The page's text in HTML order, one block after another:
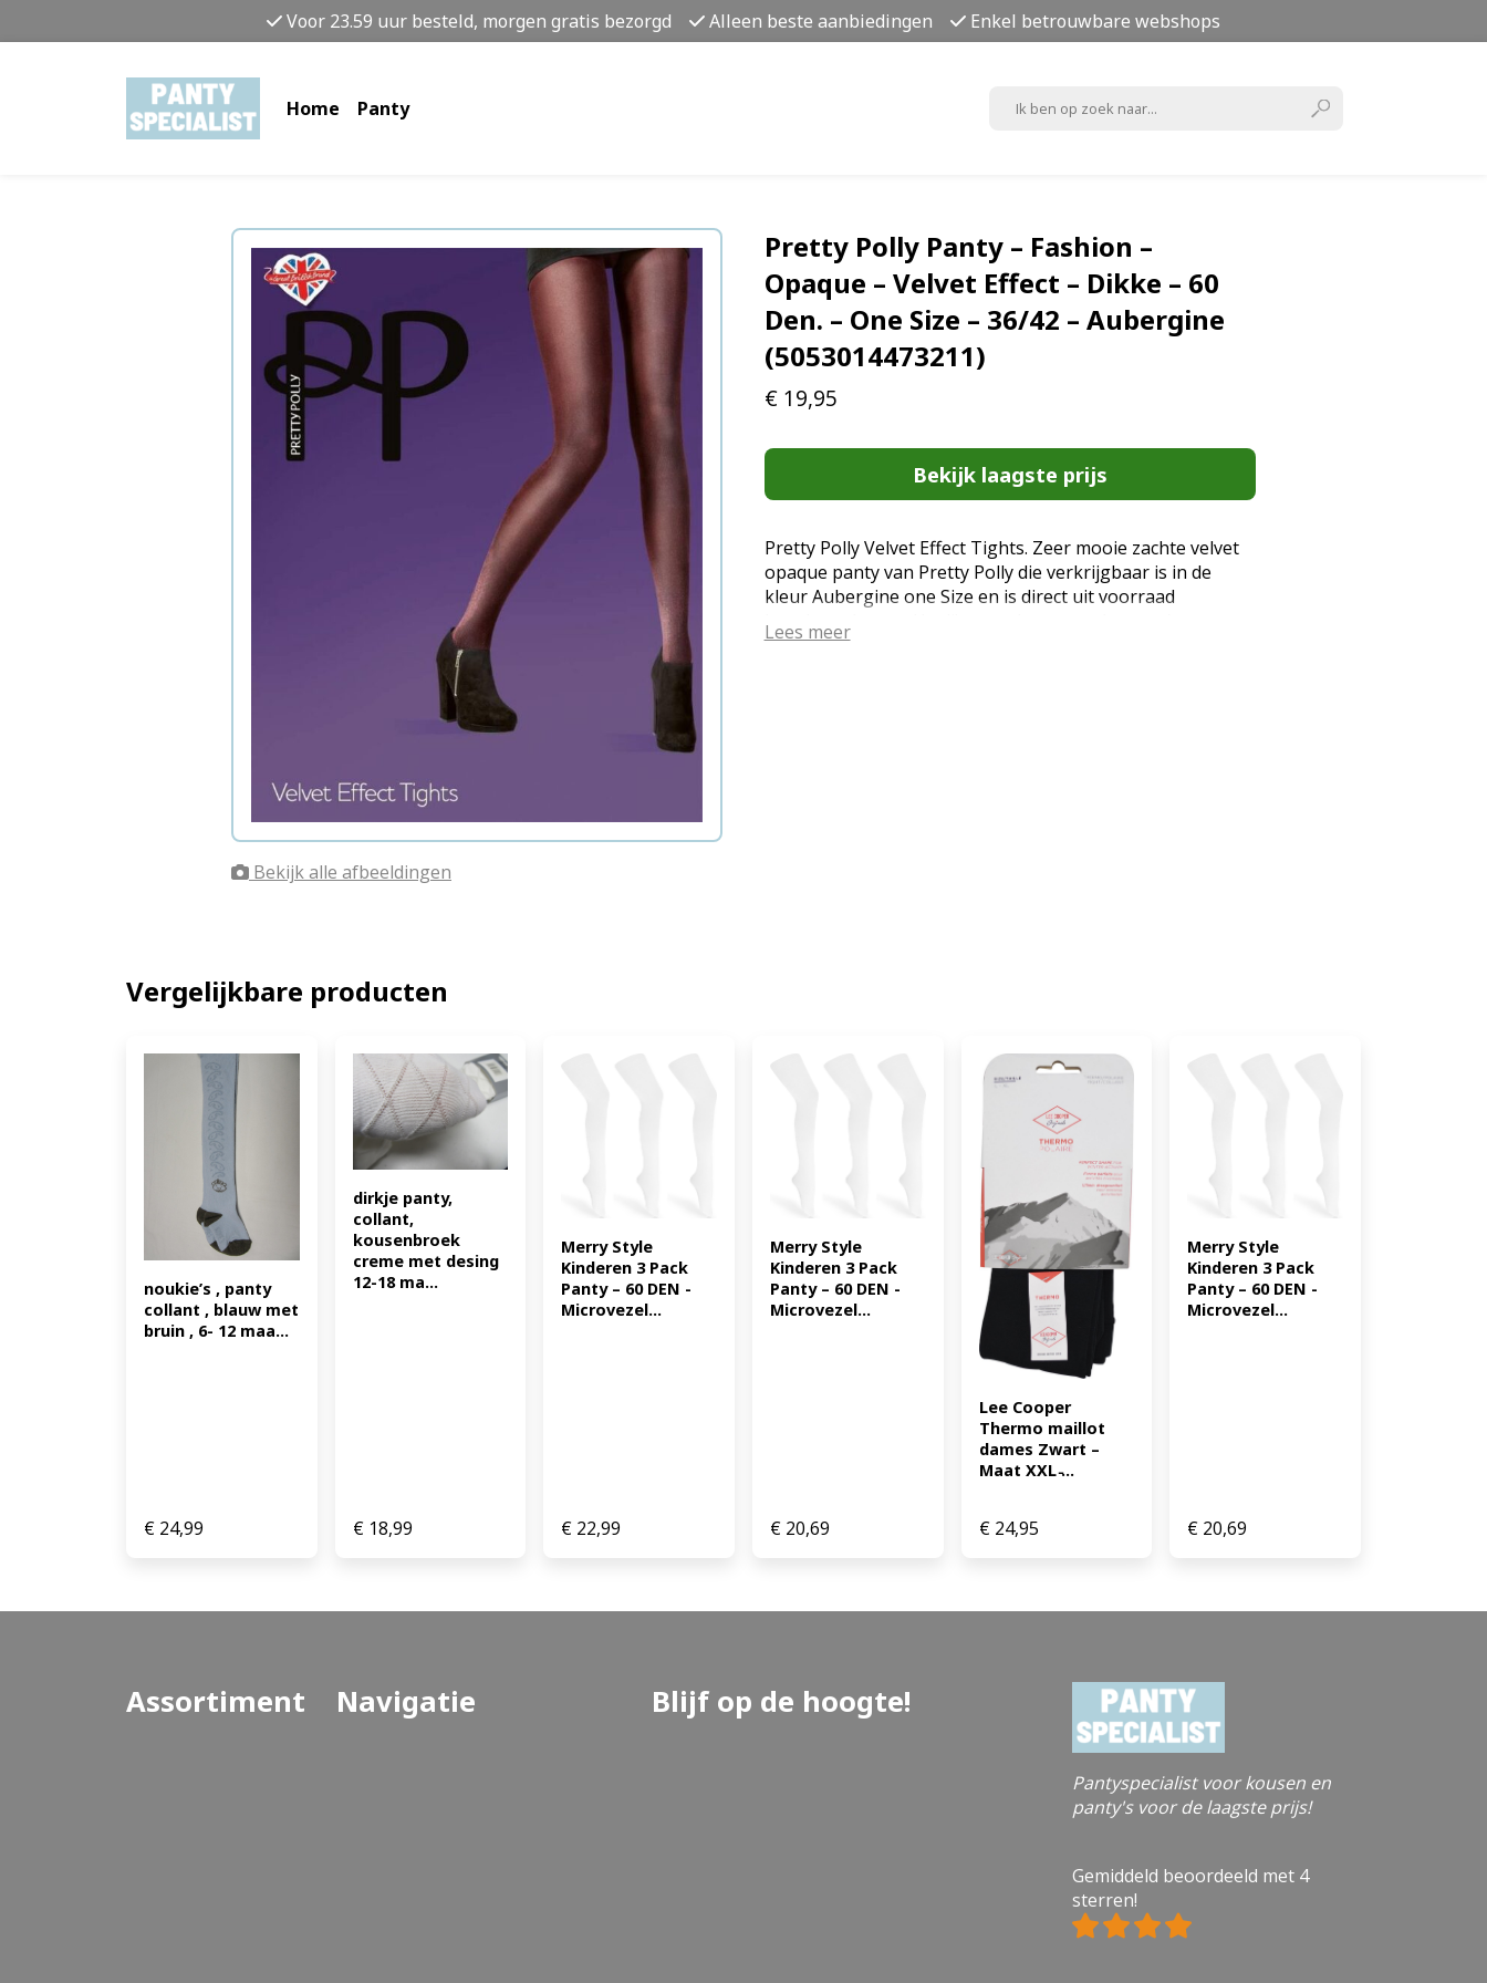
Voor 23.59 uur besteld, morgen gratis bezorgd Alleen beste aanbiedingen Enkel betrouwbare webshops
Home Panty
Bekijk alle afbeeldingen
Pretty Polly Panty – Fashion –
Opaque – Velvet Effect – Dikke – 60
Den. – One Size – 36/42 – Aubergine
(5053014473211)
€ 19,95
Bekijk laagste prijs
Pretty Polly Velvet Effect Tights. Zeer mooie zachte velvet
opaque panty van Pretty Polly die verkrijgbaar is in de
kleur Aubergine one Size en is direct uit voorraad
leverbaar. Let op: Hygiëneproducten zoals panty's waarvan
de verzegeling na de levering is verbroken kunnen niet
Lees meer
Vergelijkbare producten
noukie’s , panty
collant , blauw met
bruin , 6- 12 maa...
€ 24,99
dirkje panty,
collant,
kousenbroek
creme met desing
12-18 ma...
€18,99
Merry Style
Kinderen 3 Pack
Panty – 60 DEN -
Microvezel...
€ 22,99
Merry Style
Kinderen 3 Pack
Panty – 60 DEN -
Microvezel...
€20,69
Lee Cooper
Thermo maillot
dames Zwart –
Maat XXL ̵...
€24,95
Merry Style
Kinderen 3 Pack
Panty – 60 DEN -
Microvezel...
€ 20,69
Assortiment Navigatie Blijf op de hoogte!
Pantyspecialist voor kousen en
panty's voor de laagste prijs!
Gemiddeld beoordeeld met 4
sterren!